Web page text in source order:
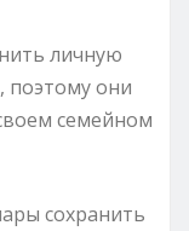
личную
поэтому они
семейном
сохранить